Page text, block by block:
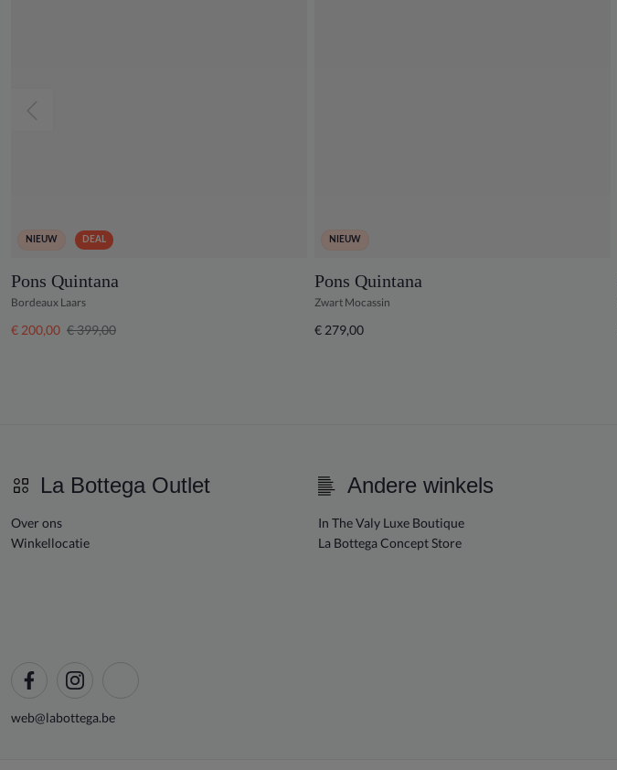
NIEUW DEAL
Pons Quintana
Bordeaux Laars
€ 200,00 € 399,00
NIEUW
Pons Quintana
Zwart Mocassin
€ 279,00
La Bottega Outlet
Over ons
Winkellocatie
Andere winkels
In The Valy Luxe Boutique
La Bottega Concept Store
web@labottega.be